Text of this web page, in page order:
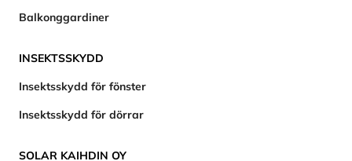
Balkonggardiner
INSEKTSSKYDD
Insektsskydd för fönster
Insektsskydd för dörrar
SOLAR KAIHDIN OY